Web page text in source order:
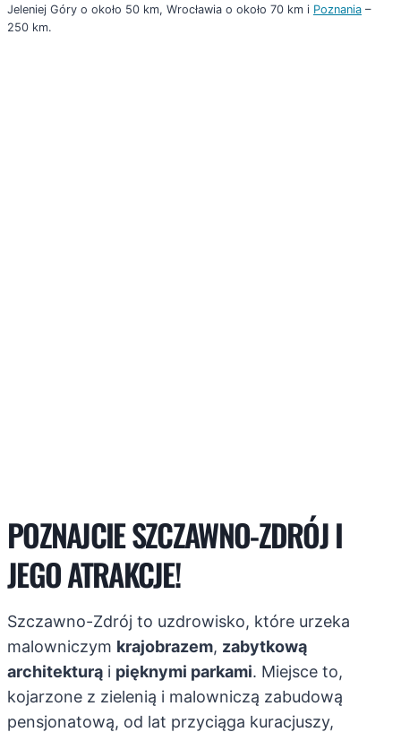
Jeleniej Góry o około 50 km, Wrocławia o około 70 km i Poznania –
250 km.
POZNAJCIE SZCZAWNO-ZDRÓJ I
JEGO ATRAKCJE!
Szczawno-Zdrój to uzdrowisko, które urzeka
malowniczym krajobrazem, zabytkową
architekturą i pięknymi parkami. Miejsce to,
kojarzone z zielenią i malowniczą zabudową
pensjonatową, od lat przyciąga kuracjuszy,